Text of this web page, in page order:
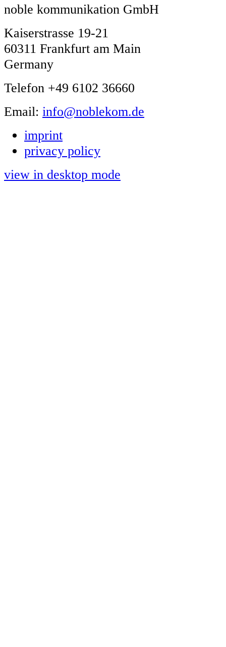
noble kommunikation GmbH
Kaiserstrasse 19-21
60311 Frankfurt am Main
Germany
Telefon +49 6102 36660
Email: info@noblekom.de
imprint
privacy policy
view in desktop mode